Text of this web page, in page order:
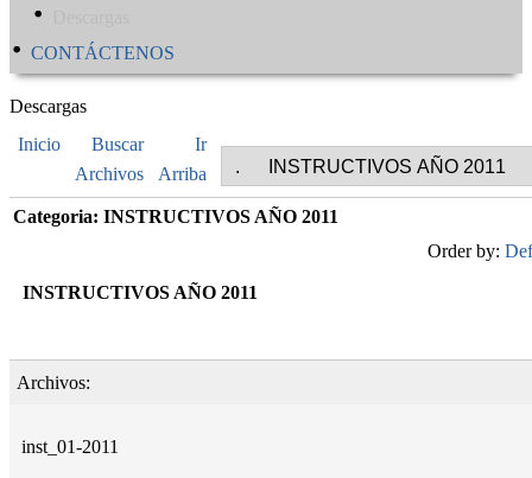
CONTÁCTENOS
Descargas
Inicio
Buscar
Archivos
Ir
Arriba
Categoria: INSTRUCTIVOS AÑO 2011
Order by:
INSTRUCTIVOS AÑO 2011
Archivos:
inst_01-2011